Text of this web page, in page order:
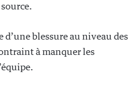
blessure au niveau des
à manquer les